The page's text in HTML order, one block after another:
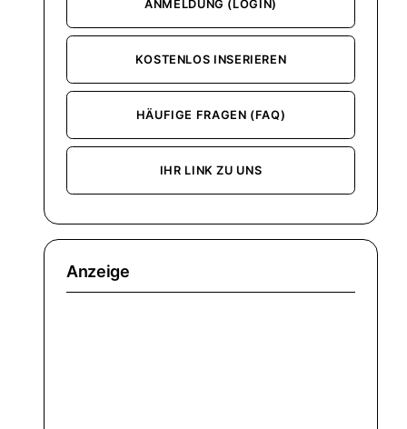
ANMELDUNG (LOGIN)
KOSTENLOS INSERIEREN
HÄUFIGE FRAGEN (FAQ)
IHR LINK ZU UNS
Anzeige